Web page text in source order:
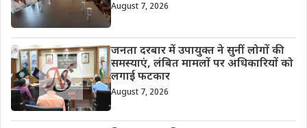
August 7, 2026
जनता दरबार में उपायुक्त ने सुनीं लोगों की
समस्याएं, लंबित मामलों पर अधिकारियों को
लगाई फटकार
August 7, 2026